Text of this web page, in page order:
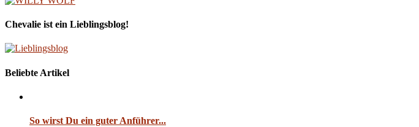
Chevalie ist ein Lieblingsblog!
Beliebte Artikel
So wirst Du ein guter Anführer...